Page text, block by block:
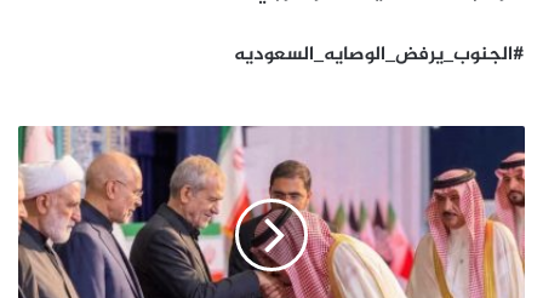
#الجنوب_يرفض_الوصايه_السعوديه
ظهور
الرياض
المخزي
في
طهران
،
وسماع